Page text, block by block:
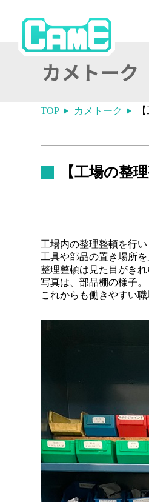
TOP カメトーク
【工場の整理
工場内の整理整頓を行い
工具や部品の置き場所
整理整頓は見た目がき
写真は、部品棚の様子
これからも働きやすい